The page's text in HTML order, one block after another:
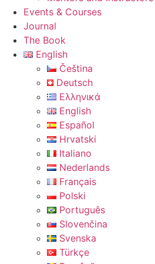
Events & Courses
Journal
The Book
English
Čeština
Deutsch
Ελληνικά
English
Español
Hrvatski
Italiano
Nederlands
Français
Polski
Português
Slovenčina
Svenska
Türkçe